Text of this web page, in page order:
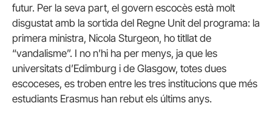
futur. Per la seva part, el govern escocès està molt
disgustat amb la sortida del Regne Unit del programa: la
primera ministra, Nicola Sturgeon, ho titllat de
“vandalisme”. I no n’hi ha per menys, ja que les
universitats d’Edimburg i de Glasgow, totes dues
escoceses, es troben entre les tres institucions que més
estudiants Erasmus han rebut els últims anys.